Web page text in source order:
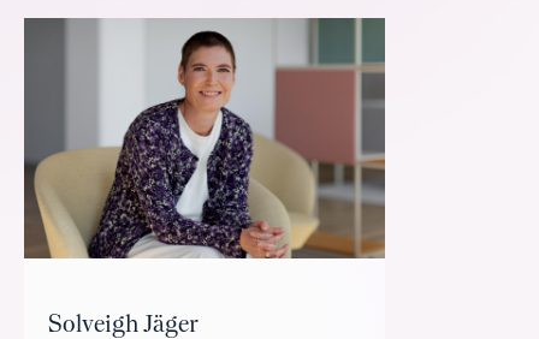
Solveigh Jäger